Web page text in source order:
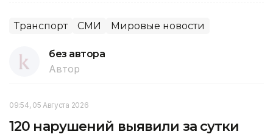
Транспорт СМИ Мировые новости
без автора
Автор
09:54, 05 Августа 2026
120 нарушений выявили за сутки